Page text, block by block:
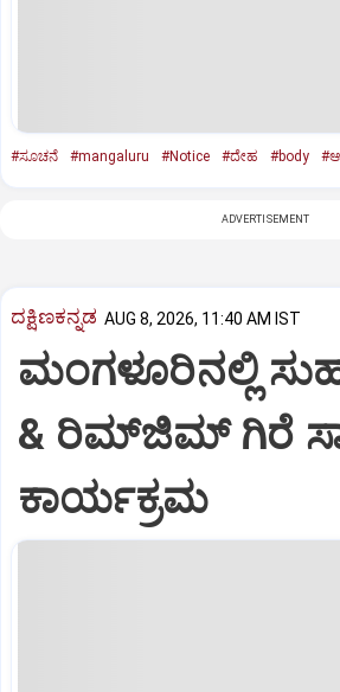
#ಸೂಚನೆ #mangaluru #Notice #ದೇಹ #body
ADVERTISEMENT
ದಕ್ಷಿಣಕನ್ನಡ AUG 8, 2026, 11:40 AM IST
ಮಂಗಳೂರಿನಲ್ಲಿ
& ರಿಮ್‌ಜಿಮ್ ಗಿರೆ
ಕಾರ್ಯಕ್ರಮ